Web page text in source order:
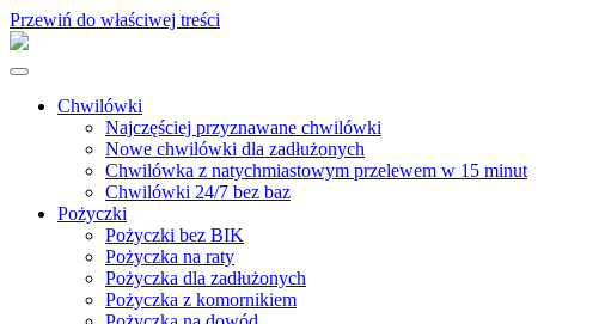
Przewiń do właściwej treści
Chwilówki
Najczęściej przyznawane chwilówki
Nowe chwilówki dla zadłużonych
Chwilówka z natychmiastowym przelewem w 15 minut
Chwilówki 24/7 bez baz
Pożyczki
Pożyczki bez BIK
Pożyczka na raty
Pożyczka dla zadłużonych
Pożyczka z komornikiem